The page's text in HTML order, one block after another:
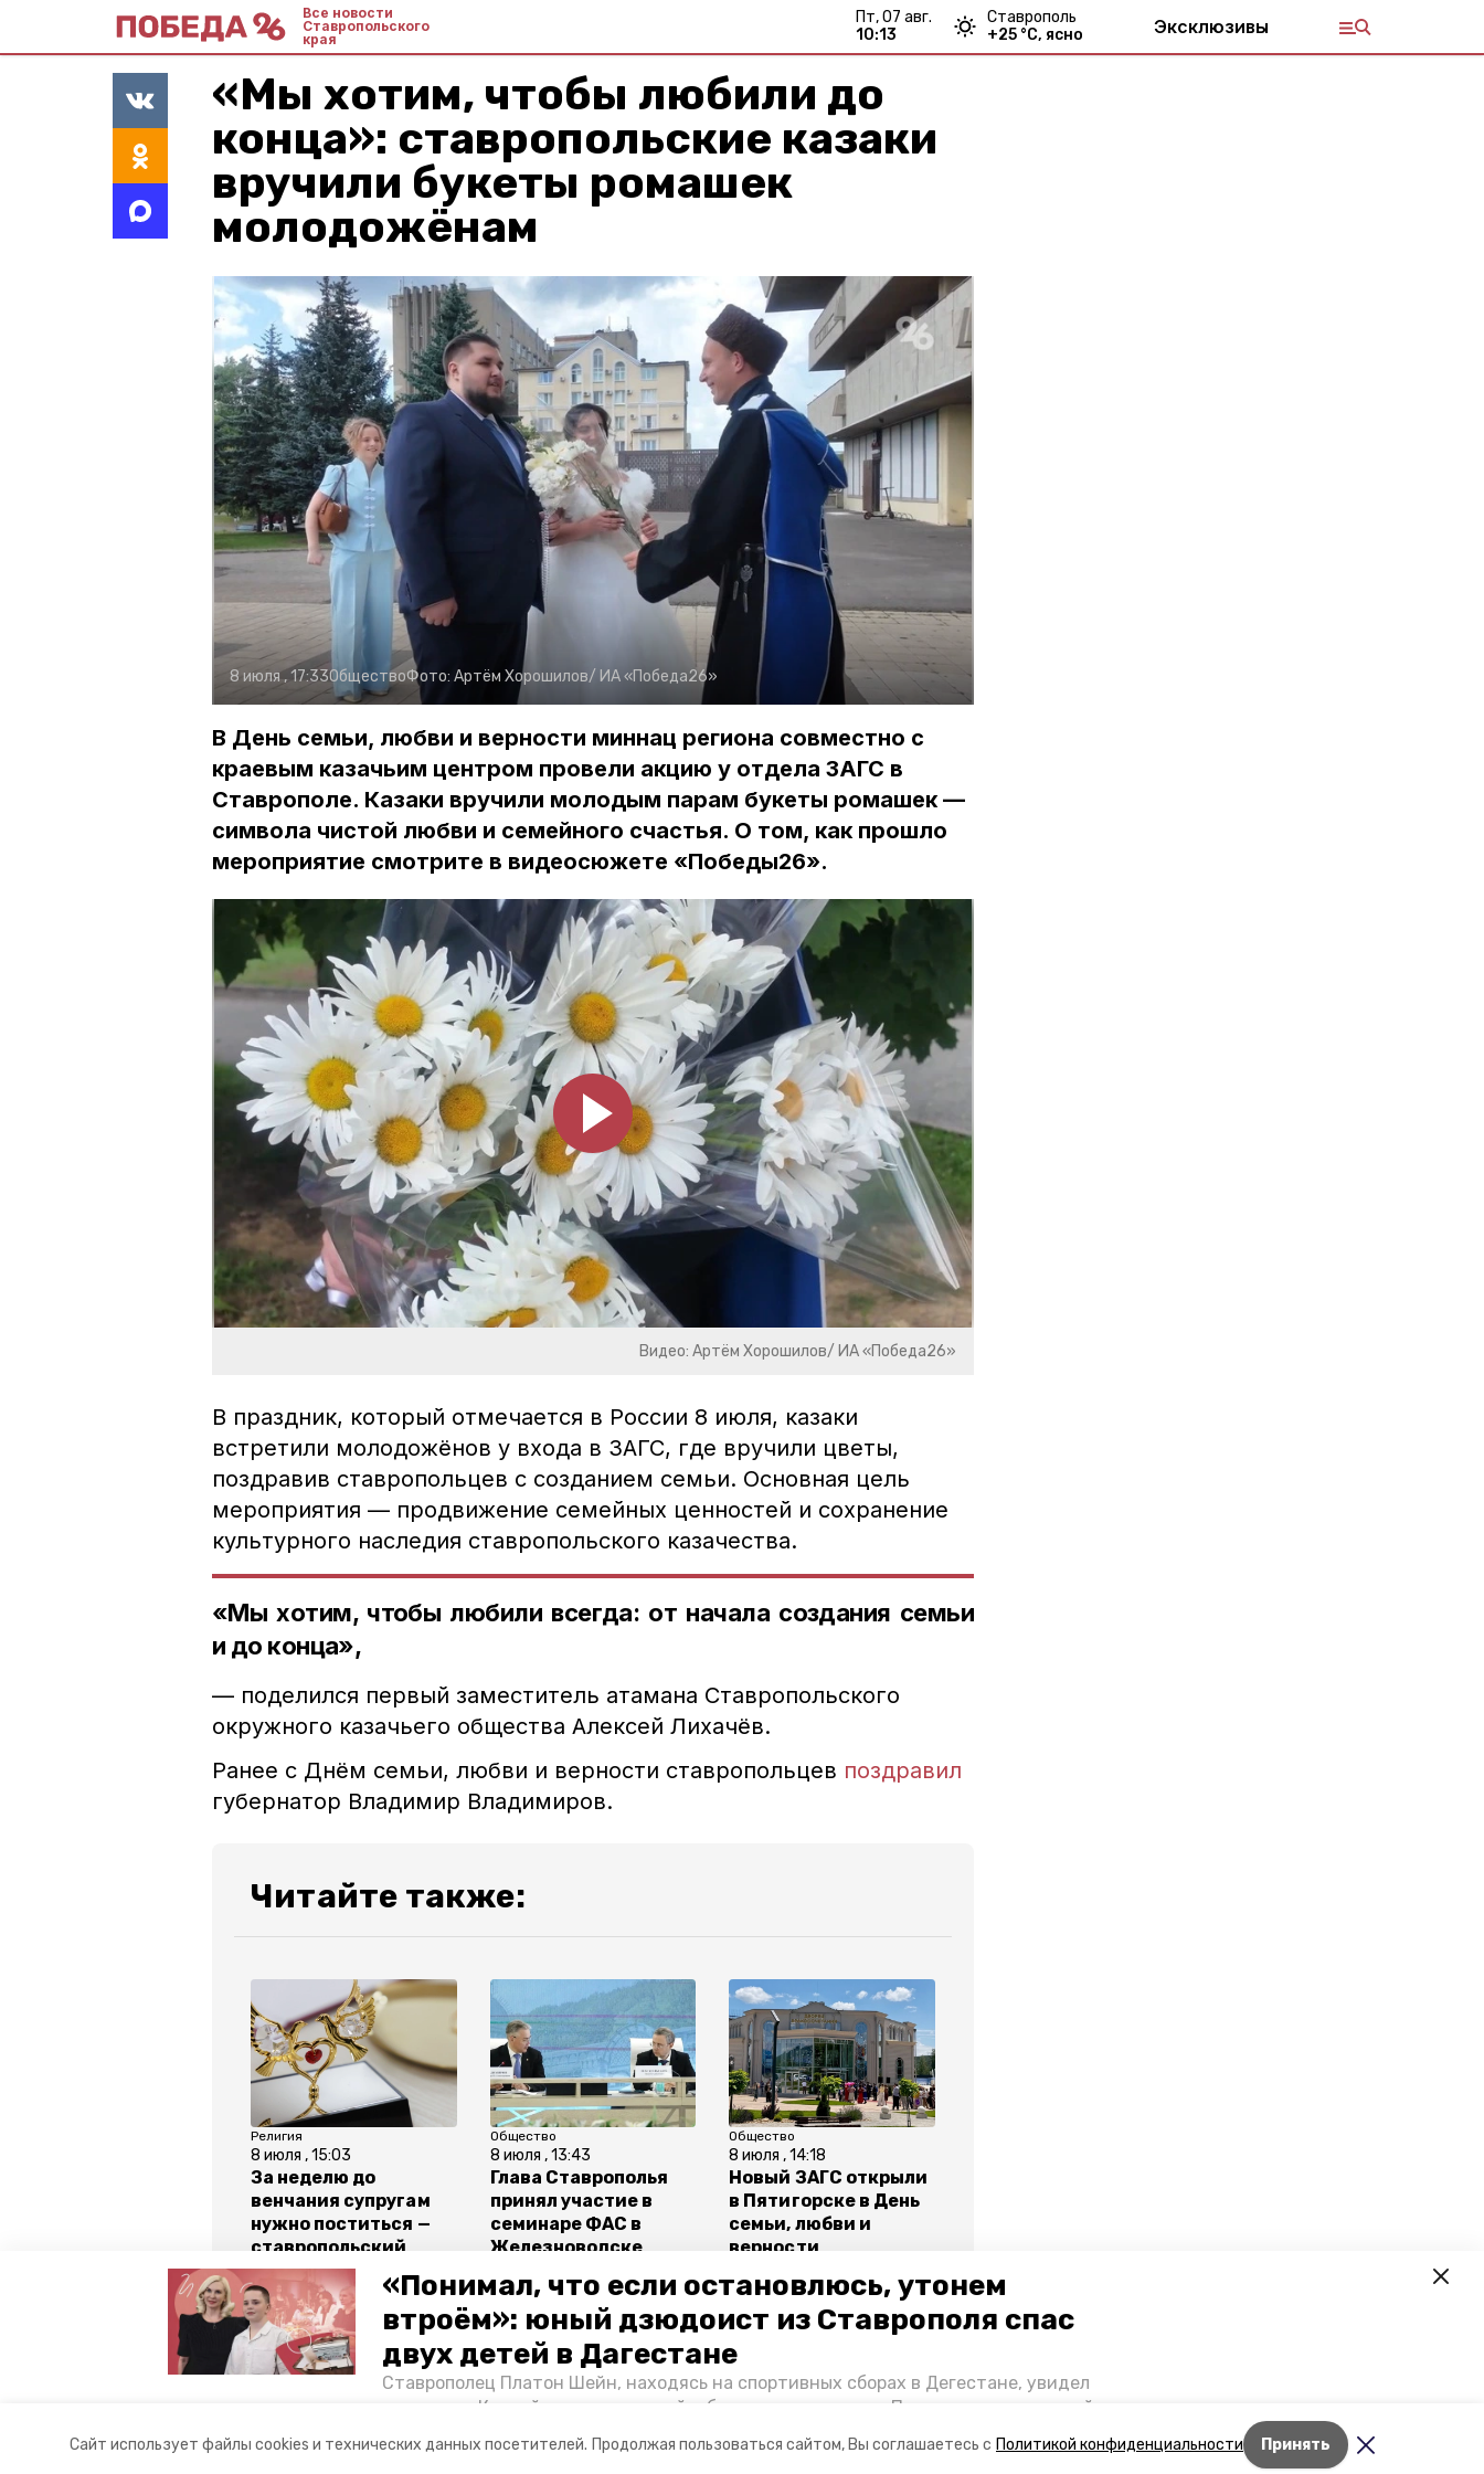
Сайт использует файлы cookies и технических данных посетителей. Продолжая пользоваться сайтом, Вы соглашаетесь с Политикой конфиденциальности Принять
«Понимал, что если остановлюсь, утонем
втроём»: юный дзюдоист из Ставрополя спас
двух детей в Дагестане
Ставрополец Платон Шейн, находясь на спортивных сборах в Дегестане, увидел
тонущих в Каспийском море детей и бросился на помощь. По возвращении домой,
Корреспондент «Победы26» пообщался с юным героем.
Все новости
Ставропольского
края
пт, 07 авг.
10:13
Ставрополь
+25 °С, ясно Эксклюзивы
Лента новостей
«Мы хотим, чтобы любили до
конца»: ставропольские казаки
вручили букеты ромашек
молодожёнам
8 июля , 17:33ОбществоФото: Артём Хорошилов/ ИА «Победа26»
В День семьи, любви и верности миннац региона совместно с
краевым казачьим центром провели акцию у отдела ЗАГС в
Ставрополе. Казаки вручили молодым парам букеты ромашек —
символа чистой любви и семейного счастья. О том, как прошло
мероприятие смотрите в видеосюжете «Победы26».
Видео: Артём Хорошилов/ ИА «Победа26»
В праздник, который отмечается в России 8 июля, казаки
встретили молодожёнов у входа в ЗАГС, где вручили цветы,
поздравив ставропольцев с созданием семьи. Основная цель
мероприятия — продвижение семейных ценностей и сохранение
культурного наследия ставропольского казачества.
«Мы хотим, чтобы любили всегда: от начала создания семьи
и до конца»,
— поделился первый заместитель атамана Ставропольского
окружного казачьего общества Алексей Лихачёв.
Ранее с Днём семьи, любви и верности ставропольцев поздравил
губернатор Владимир Владимиров.
Читайте также:
Религия
8 июля , 15:03
За неделю до
венчания супругам
нужно поститься —
ставропольский
иерей
Общество
8 июля , 13:43
Глава Ставрополья
принял участие в
семинаре ФАС в
Железноводске
Общество
8 июля , 14:18
Новый ЗАГС открыли
в Пятигорске в День
семьи, любви и
верности
Все новости
день семьи, любви и верности